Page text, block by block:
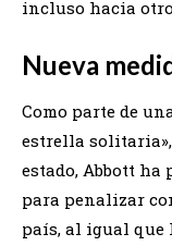
incluso hacia
Nueva
Como parte de
estrella
estado, Abbott ha
para penalizar
país, al igual que